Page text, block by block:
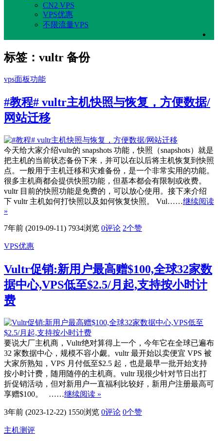
CN2 VPS
VPS优惠
不限流量VPS
标签：vultr 备份
vps面板功能
#教程# vultr主机快照与恢复，方便数据/
网站迁移
今天给大家介绍vultr的 snapshots 功能，快照（snapshots）就是
把主机的当前状态备份下来，并可以在以后将主机恢复到快照
点。一般用于主机迁移和灾难备份，是一个非常实用的功能。
很多主机商都会提供快照功能，但基本都会有限制或收费。
vultr 目前的快照功能是免费的，可以放心使用。接下来介绍
下 vultr 主机如何打快照以及如何恢复快照。 Vul……继续阅读
»
7年前 (2019-09-11) 7934浏览 0评论 2个赞
VPS优惠
Vultr促销:新用户最高赠$100,全球32家数
据中心,VPS低至$2.5/月起,支持按小时计
费
要说大厂主机商，Vultr绝对算得上一个，今年它在全球已遍布
32 家数据中心，规模不容小觑。vultr 最开始以卖便宜 VPS 被
大家所熟知，VPS 月付低至$2.5 起，也是最早一批开始支持
按小时计费，随用随停的主机商。vultr 现很少针对节日出打
折促销活动，但对新用户一直福利比较好，新用户注册最高可
享赠$100。 ……继续阅读 »
3年前 (2023-12-22) 1550浏览 0评论 0个赞
主机测评